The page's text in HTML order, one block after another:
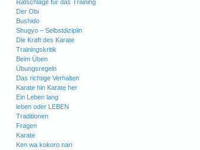
Ratschläge für das Training
Der Obi
Bushido
Shugyo – Selbstdiziplin
Die Kraft des Karate
Trainingskritik
Beim Üben
Übungsregeln
Das richtige Verhalten
Karate hin Karate her
Ein Leben lang
leben oder LEBEN
Traditionen
Fragen
Karate
Ken wa kokoro nari